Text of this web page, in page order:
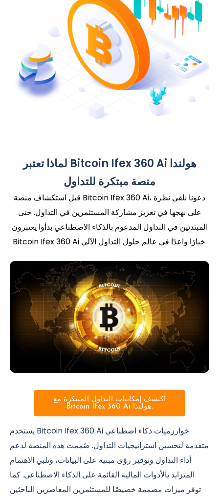
لماذا تعتبر Bitcoin Ifex 360 Ai هولندا
منصة مبتكرة للتداول
قبل استكشاف منصة Bitcoin Ifex 360 Ai، دعونا نلقي نظرة
على نهجها في تعزيز مشاركة المستثمرين في التداول. حتى
المبتدئين في التداول المدعوم بالذكاء الاصطناعي بدأوا يعتبرون
Bitcoin Ifex 360 Ai خيارًا واعدًا في عالم حلول التداول الآلي.
اكتشف إمكانيات التداول المبتكرة مع
Bitcoin Ifex 360 Ai هولندا.
يستخدم Bitcoin Ifex 360 Ai خوارزميات ذكاء اصطناعي
متقدمة لتحسين استراتيجيات التداول. صُممت هذه المنصة لدعم
أداء التداول وتوفير رؤى مبنية على البيانات، وتلبي الاهتمام
المتزايد بالأدوات المالية القائمة على الذكاء الاصطناعي. كما
توفر ميزات مصممة خصيصًا للمستثمرين المعاصرين الباحثين